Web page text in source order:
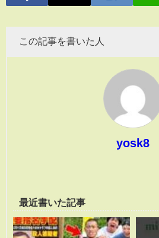
この記事を書いた人
yosk8
最近書いた記事